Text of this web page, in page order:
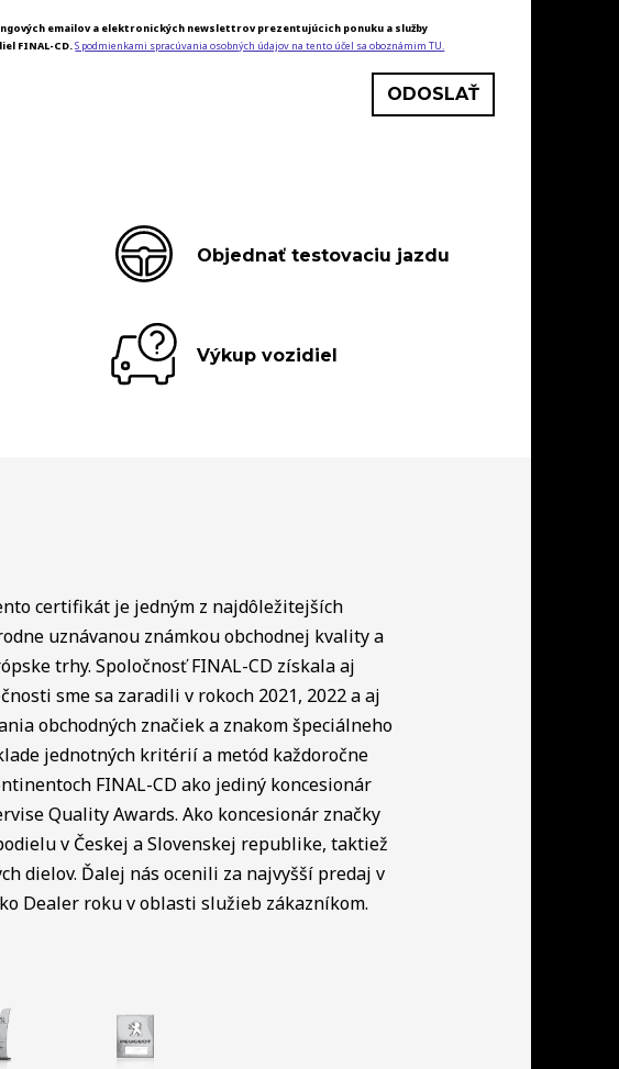
emailov a elektronických newslettrov prezentujúcich ponuku a služby
FINAL-CD. S podmienkami spracúvania osobných údajov na tento účel sa oboznámim TU.
Objednať testovaciu jazdu
Výkup vozidiel
certifikát je jedným z najdôležitejších
uznávanou známkou obchodnej kvality a
trhy. Spoločnosť FINAL-CD získala aj
sme sa zaradili v rokoch 2021, 2022 a aj
obchodných značiek a znakom špeciálneho
jednotných kritérií a metód každoročne
FINAL-CD ako jediný koncesionár
Quality Awards. Ako koncesionár značky
v Českej a Slovenskej republike, taktiež
dielov. Ďalej nás ocenili za najvyšší predaj v
Dealer roku v oblasti služieb zákazníkom.